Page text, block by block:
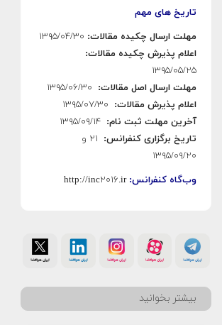
تاریخ های مهم
مهلت ارسال چکیده مقالات: ۱۳۹۵/۰۴/۳۰
اعلام پذیرش چکیده مقالات:
۱۳۹۵/۰۵/۲۵
مهلت ارسال اصل مقالات:
اعلام پذیرش مقالات:
آخرین مهلت ثبت نام:
تاریخ برگزاری کنفرانس:
۲۱ و
۱۳۹۵/۰۹/۲۰
وب‌گاه کنفرانس: http://inc۲۰۱۶.ir
بیشتر بخوانید